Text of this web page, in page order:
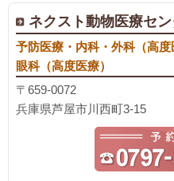
ネクスト動物医療セ
予防医療・内科・外科（高度
眼科（高度医療）
〒659-0072
兵庫県芦屋市川西町3-15